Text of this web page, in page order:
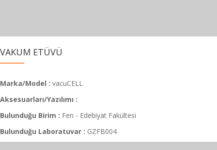
VAKUM ETÜVÜ
Marka/Model : vacuCELL
Aksesuarları/Yazılımı :
Bulunduğu Birim : Fen - Edebiyat Fakültesi
Bulunduğu Laboratuvar : GZFB004